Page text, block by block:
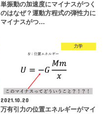
単振動の加速度にマイナスがつく
のはなぜ？運動方程式の弾性力に
マイナスがつ…
力学
2021.10.20
万有引力の位置エネルギーがマイ